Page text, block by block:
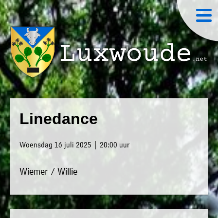
Linedance
Woensdag 16 juli 2025 | 20:00 uur
Wiemer / Willie
»
Home
Nieuws
Agenda
»
Luxwoude.net
website@luxwoude.net
Plaatselijk
belang
dit
moment
het
bestuur